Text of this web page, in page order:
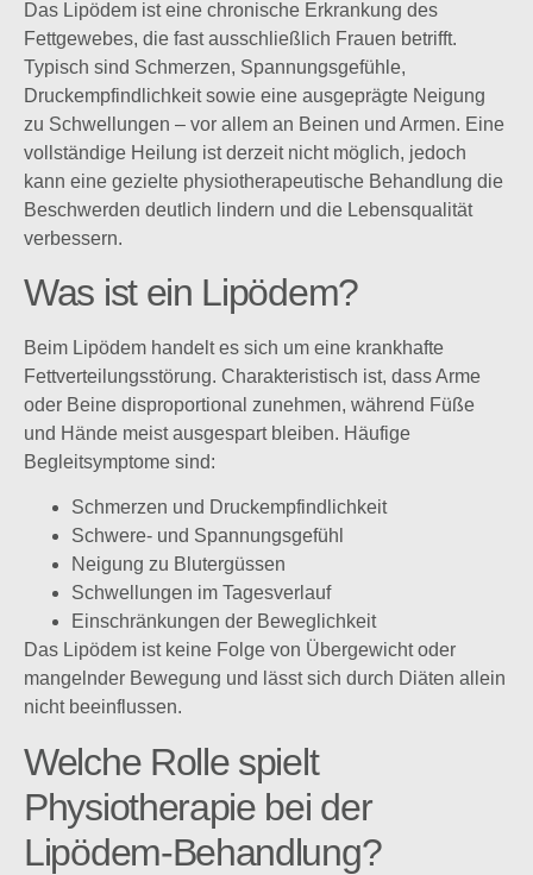
Das Lipödem ist eine chronische Erkrankung des
Fettgewebes, die fast ausschließlich Frauen betrifft.
Typisch sind Schmerzen, Spannungsgefühle,
Druckempfindlichkeit sowie eine ausgeprägte Neigung
zu Schwellungen – vor allem an Beinen und Armen. Eine
vollständige Heilung ist derzeit nicht möglich, jedoch
kann eine gezielte physiotherapeutische Behandlung die
Beschwerden deutlich lindern und die Lebensqualität
verbessern.
Was ist ein Lipödem?
Beim Lipödem handelt es sich um eine krankhafte
Fettverteilungsstörung. Charakteristisch ist, dass Arme
oder Beine disproportional zunehmen, während Füße
und Hände meist ausgespart bleiben. Häufige
Begleitsymptome sind:
Schmerzen und Druckempfindlichkeit
Schwere- und Spannungsgefühl
Neigung zu Blutergüssen
Schwellungen im Tagesverlauf
Einschränkungen der Beweglichkeit
Das Lipödem ist keine Folge von Übergewicht oder
mangelnder Bewegung und lässt sich durch Diäten allein
nicht beeinflussen.
Welche Rolle spielt
Physiotherapie bei der
Lipödem-Behandlung?